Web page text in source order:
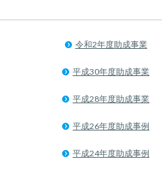
令和2年度助成事業
平成30年度助成事業
平成28年度助成事業
平成26年度助成事例
平成24年度助成事例